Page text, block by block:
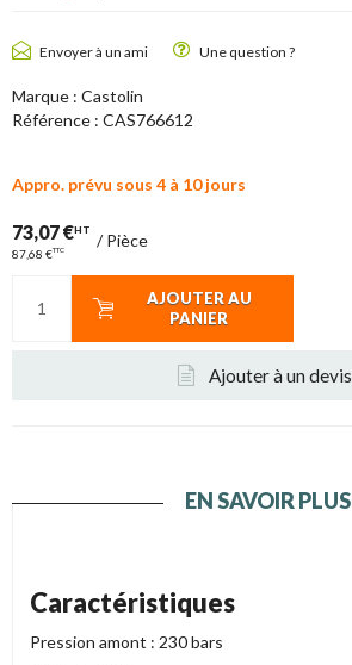
Envoyer à un ami Une question ?
Marque : Castolin
Référence : CAS766612
Appro. prévu sous 4 à 10 jours
73,07 €HT
87,68 €TTC /Pièce
AJOUTER AU
PANIER
Ajouter à un devis
EN SAVOIR PLUS
Caractéristiques
Pression amont : 230 bars